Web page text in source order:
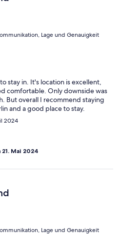
Lage und Genauigkeit
stay in. It's location is excellent,
comfortable. Only downside was
But overall I recommend staying
and a good place to stay.
2024
Mai 2024
Lage und Genauigkeit